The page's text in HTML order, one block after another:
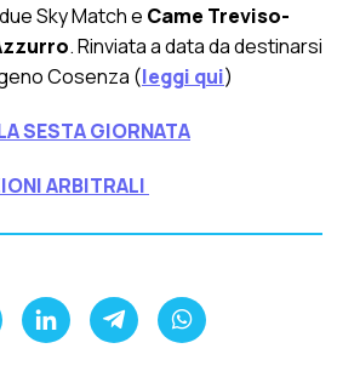
Sky Match e Came Treviso-
. Rinviata a data da destinarsi
Cosenza (leggi qui)
SESTA GIORNATA
ARBITRALI